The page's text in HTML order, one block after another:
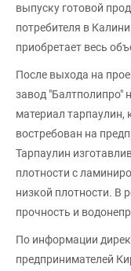
выпуску готовой
потребителя в
приобретает весь
После выхода на
завод "Балтполипро"
материал
востребован на
Тарпаулин
плотности с
низкой плотности. В
прочность и
По информации
предпринимателей